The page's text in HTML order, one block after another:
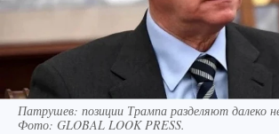
Патрушев: позиции Трампа разделяют далеко
Фото: GLOBAL LOOK PRESS.